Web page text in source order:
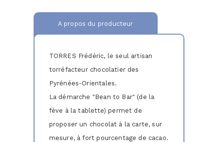
A propos du producteur
TORRES Frédéric, le seul artisan
torréfacteur chocolatier des
Pyrénées-Orientales.
La démarche "Bean to Bar" (de la
fève à la tablette) permet de
proposer un chocolat à la carte, sur
mesure, à fort pourcentage de cacao.